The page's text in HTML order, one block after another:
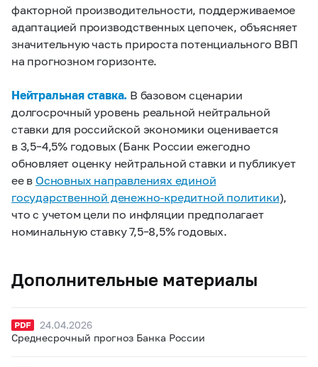
факторной производительности, поддерживаемое
адаптацией производственных цепочек, объясняет
значительную часть прироста потенциального ВВП
на прогнозном горизонте.
Нейтральная ставка. В базовом сценарии
долгосрочный уровень реальной нейтральной
ставки для российской экономики оценивается
в 3,5–4,5% годовых (Банк России ежегодно
обновляет оценку нейтральной ставки и публикует
ее в Основных направлениях единой
государственной денежно-кредитной политики),
что с учетом цели по инфляции предполагает
номинальную ставку 7,5–8,5% годовых.
Дополнительные материалы
24.04.2026
Среднесрочный прогноз Банка России